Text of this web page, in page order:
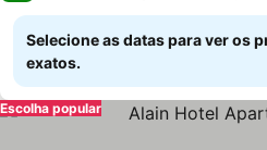
Selecione as datas para ver os
exatos.
Escolha popular